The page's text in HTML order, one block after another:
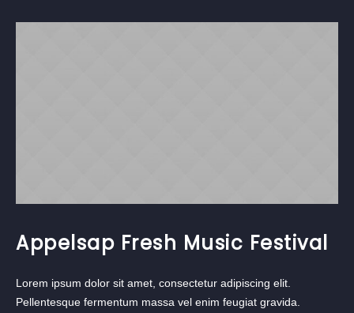
Appelsap Fresh Music Festival
Lorem ipsum dolor sit amet, consectetur adipiscing elit.
Pellentesque fermentum massa vel enim feugiat gravida.